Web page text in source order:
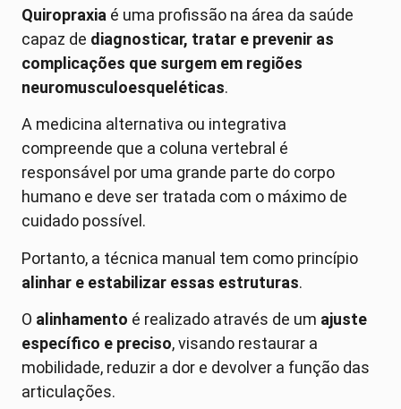
Quiropraxia é uma profissão na área da saúde
capaz de diagnosticar, tratar e prevenir as
complicações que surgem em regiões
neuromusculoesqueléticas.
A medicina alternativa ou integrativa
compreende que a coluna vertebral é
responsável por uma grande parte do corpo
humano e deve ser tratada com o máximo de
cuidado possível.
Portanto, a técnica manual tem como princípio
alinhar e estabilizar essas estruturas.
O alinhamento é realizado através de um ajuste
específico e preciso, visando restaurar a
mobilidade, reduzir a dor e devolver a função das
articulações.